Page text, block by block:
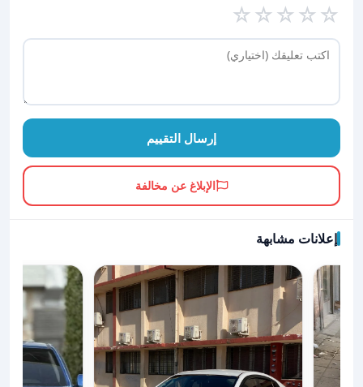
☆
☆
☆
☆
☆
إرسال التقييم
الإبلاغ عن مخالفة
إعلانات مشابهة